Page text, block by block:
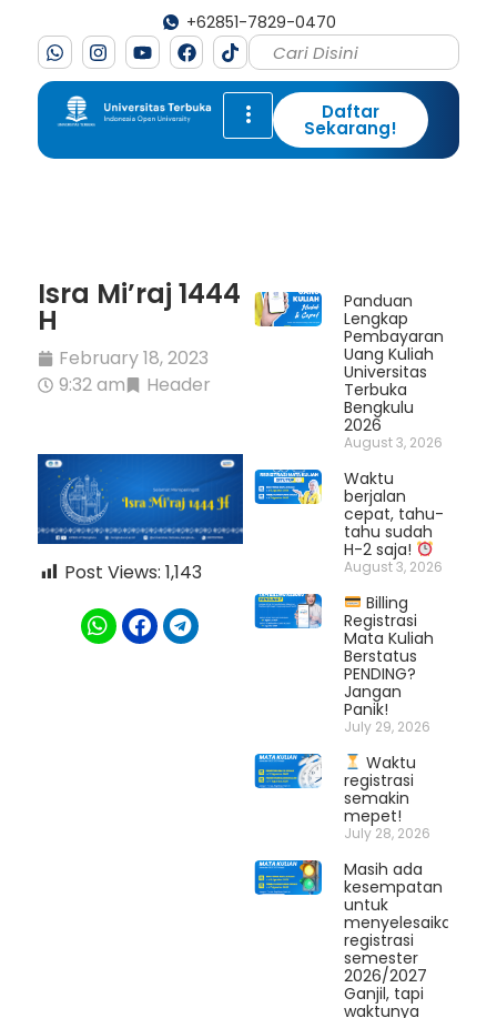
+62851-7829-0470
Daftar
Sekarang!
Isra Mi’raj 1444
H
February 18, 2023
9:32 am
Header
Post Views: 1,143
Panduan
Lengkap
Pembayaran
Uang Kuliah
Universitas
Terbuka
Bengkulu
2026
August 3, 2026
Waktu
berjalan
cepat, tahu-
tahu sudah
H-2 saja!
August 3, 2026
Billing
Registrasi
Mata Kuliah
Berstatus
PENDING?
Jangan
Panik!
July 29, 2026
Waktu
registrasi
semakin
mepet!
July 28, 2026
Masih ada
kesempatan
untuk
menyelesaikan
registrasi
semester
2026/2027
Ganjil, tapi
waktunya